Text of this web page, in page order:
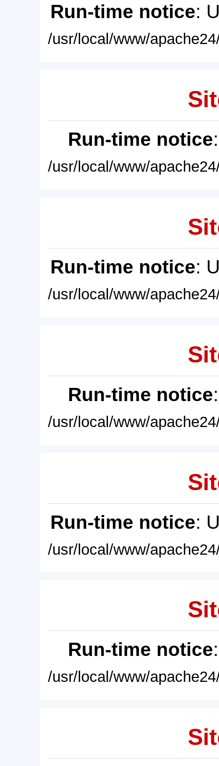
Run-time notice:
/usr/local/www/
Run-time notice
/usr/local/www/
Run-time notice:
/usr/local/www/
Run-time notice
/usr/local/www/
Run-time notice:
/usr/local/www/
Run-time notice
/usr/local/www/